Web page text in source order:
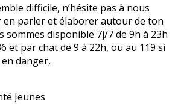
difficile, n’hésite pas à nous
parler et élaborer autour de ton
sommes disponible 7j/7 de 9h à 23h
et par chat de 9 à 22h, ou au 119 si
danger,
Jeunes